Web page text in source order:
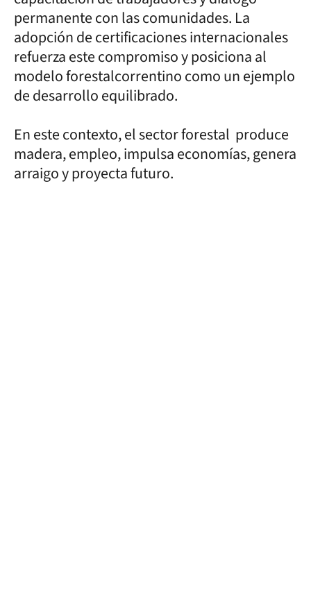
permanente con las comunidades. La
adopción de certificaciones internacionales
refuerza este compromiso y posiciona al
modelo forestalcorrentino como un ejemplo
de desarrollo equilibrado.
En este contexto, el sector forestal produce
madera, empleo, impulsa economías, genera
arraigo y proyecta futuro.